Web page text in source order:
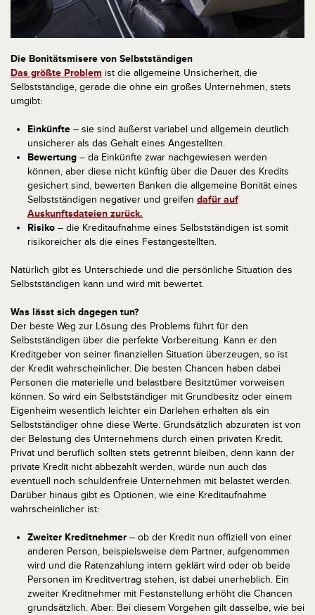
Die Bonitätsmisere von Selbstständigen
Das größte Problem ist die allgemeine Unsicherheit, die
Selbstständige, gerade die ohne ein großes Unternehmen, stets
umgibt:
Einkünfte – sie sind äußerst variabel und allgemein deutlich
unsicherer als das Gehalt eines Angestellten.
Bewertung – da Einkünfte zwar nachgewiesen werden
können, aber diese nicht künftig über die Dauer des Kredits
gesichert sind, bewerten Banken die allgemeine Bonität eines
Selbstständigen negativer und greifen dafür auf
Auskunftsdateien zurück.
Risiko – die Kreditaufnahme eines Selbstständigen ist somit
risikoreicher als die eines Festangestellten.
Natürlich gibt es Unterschiede und die persönliche Situation des
Selbstständigen kann und wird mit bewertet.
Was lässt sich dagegen tun?
Der beste Weg zur Lösung des Problems führt für den
Selbstständigen über die perfekte Vorbereitung. Kann er den
Kreditgeber von seiner finanziellen Situation überzeugen, so ist
der Kredit wahrscheinlicher. Die besten Chancen haben dabei
Personen die materielle und belastbare Besitztümer vorweisen
können. So wird ein Selbstständiger mit Grundbesitz oder einem
Eigenheim wesentlich leichter ein Darlehen erhalten als ein
Selbstständiger ohne diese Werte. Grundsätzlich abzuraten ist von
der Belastung des Unternehmens durch einen privaten Kredit.
Privat und beruflich sollten stets getrennt bleiben, denn kann der
private Kredit nicht abbezahlt werden, würde nun auch das
eventuell noch schuldenfreie Unternehmen mit belastet werden.
Darüber hinaus gibt es Optionen, wie eine Kreditaufnahme
wahrscheinlicher ist:
Zweiter Kreditnehmer – ob der Kredit nun offiziell von einer
anderen Person, beispielsweise dem Partner, aufgenommen
wird und die Ratenzahlung intern geklärt wird oder ob beide
Personen im Kreditvertrag stehen, ist dabei unerheblich. Ein
zweiter Kreditnehmer mit Festanstellung erhöht die Chancen
grundsätzlich. Aber: Bei diesem Vorgehen gilt dasselbe, wie bei